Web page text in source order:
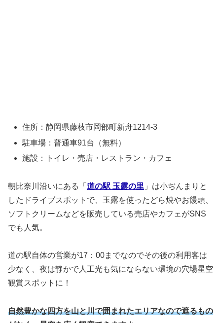
住所：静岡県藤枝市岡部町新舟1214-3
駐車場：普通車91台（無料）
施設：トイレ・売店・レストラン・カフェ
朝比奈川沿いにある「 道の駅 玉露の里 」は小ぢんまりと
したドライブスポットで、玉露を使ったどら焼やお饅頭、
ソフトクリームなどを販売している売店やカフェがSNS
でも人気。
道の駅自体の営業が17：00までなのでその後の利用客は
少なく、夜は静かで人工光も気にならない環境の穴場星空
観賞スポットに！
自然豊かな四方を山と川で囲まれたエリアなので遮るもの